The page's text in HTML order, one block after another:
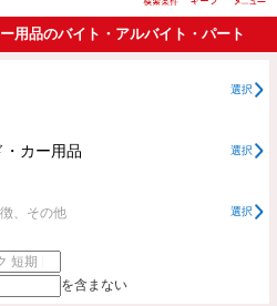
用品のバイト・アルバイト・パート
情報一覧
選択
カー用品 選択
、その他 選択
を含まない